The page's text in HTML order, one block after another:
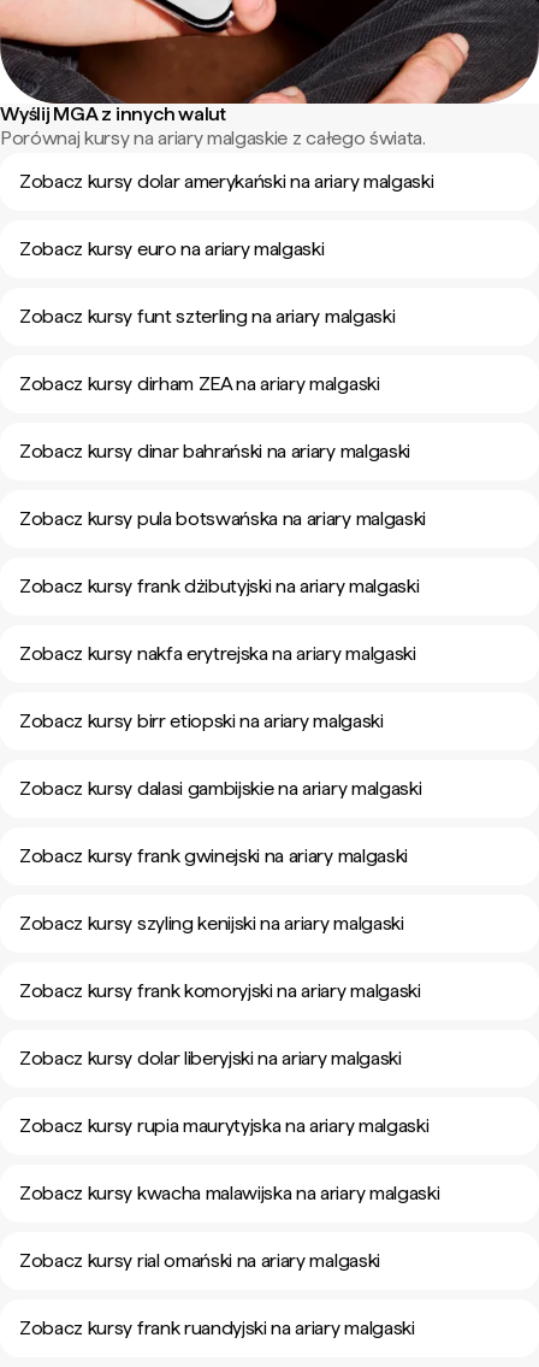
Wyślij MGA z innych walut
Porównaj kursy na ariary malgaskie z całego świata.
Zobacz kursy dolar amerykański na ariary malgaski
Zobacz kursy euro na ariary malgaski
Zobacz kursy funt szterling na ariary malgaski
Zobacz kursy dirham ZEA na ariary malgaski
Zobacz kursy dinar bahrański na ariary malgaski
Zobacz kursy pula botswańska na ariary malgaski
Zobacz kursy frank dżibutyjski na ariary malgaski
Zobacz kursy nakfa erytrejska na ariary malgaski
Zobacz kursy birr etiopski na ariary malgaski
Zobacz kursy dalasi gambijskie na ariary malgaski
Zobacz kursy frank gwinejski na ariary malgaski
Zobacz kursy szyling kenijski na ariary malgaski
Zobacz kursy frank komoryjski na ariary malgaski
Zobacz kursy dolar liberyjski na ariary malgaski
Zobacz kursy rupia maurytyjska na ariary malgaski
Zobacz kursy kwacha malawijska na ariary malgaski
Zobacz kursy rial omański na ariary malgaski
Zobacz kursy frank ruandyjski na ariary malgaski